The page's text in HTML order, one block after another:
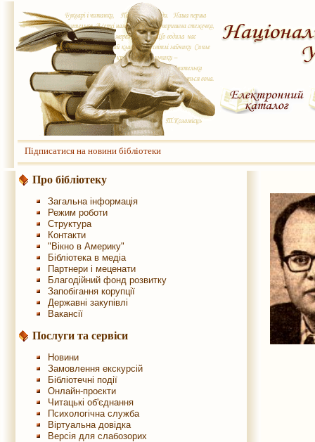
Підписатися на новини бібліотеки
Про бібліотеку
Загальна інформація
Режим роботи
Структура
Контакти
"Вікно в Америку"
Бібліотека в медіа
Партнери і меценати
Благодійний фонд розвитку
Запобігання корупції
Державні закупівлі
Вакансії
Послуги та сервіси
Новини
Замовлення екскурсій
Бібліотечні події
Онлайн-проєкти
Читацькі об'єднання
Психологічна служба
Віртуальна довідка
Версія для слабозорих